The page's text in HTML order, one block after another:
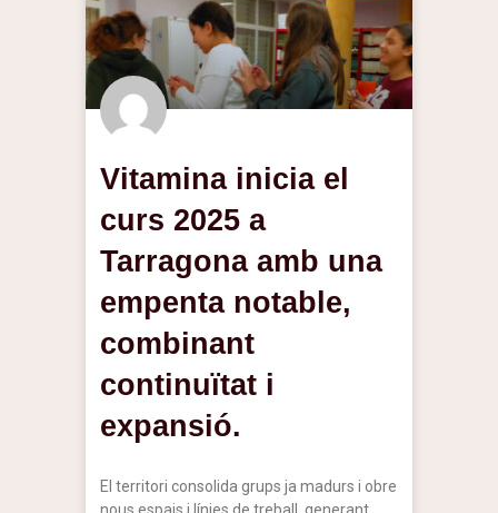
Vitamina inicia el
curs 2025 a
Tarragona amb una
empenta notable,
combinant
continuïtat i
expansió.
El territori consolida grups ja madurs i obre